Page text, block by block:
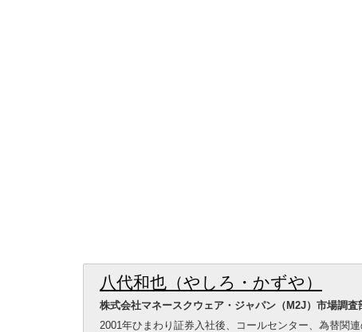
八代和也（やしろ・かずや）
株式会社マネースクウェア・ジャパン（M2J）市場調査
2001年ひまわり証券入社後、コールセンター、為替関